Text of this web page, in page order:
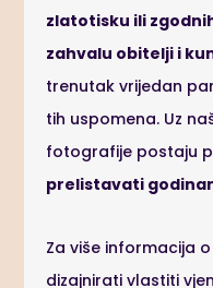
zlatotisku ili
zahvalu obitelji i
trenutak vrijedan
tih uspomena. Uz
fotografije postaju
prelistavati
Za više informacija
dizajnirati vlastiti